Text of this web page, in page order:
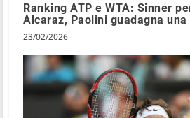
Ranking ATP e WTA: Sinner
Alcaraz, Paolini guadagna
23/02/2026